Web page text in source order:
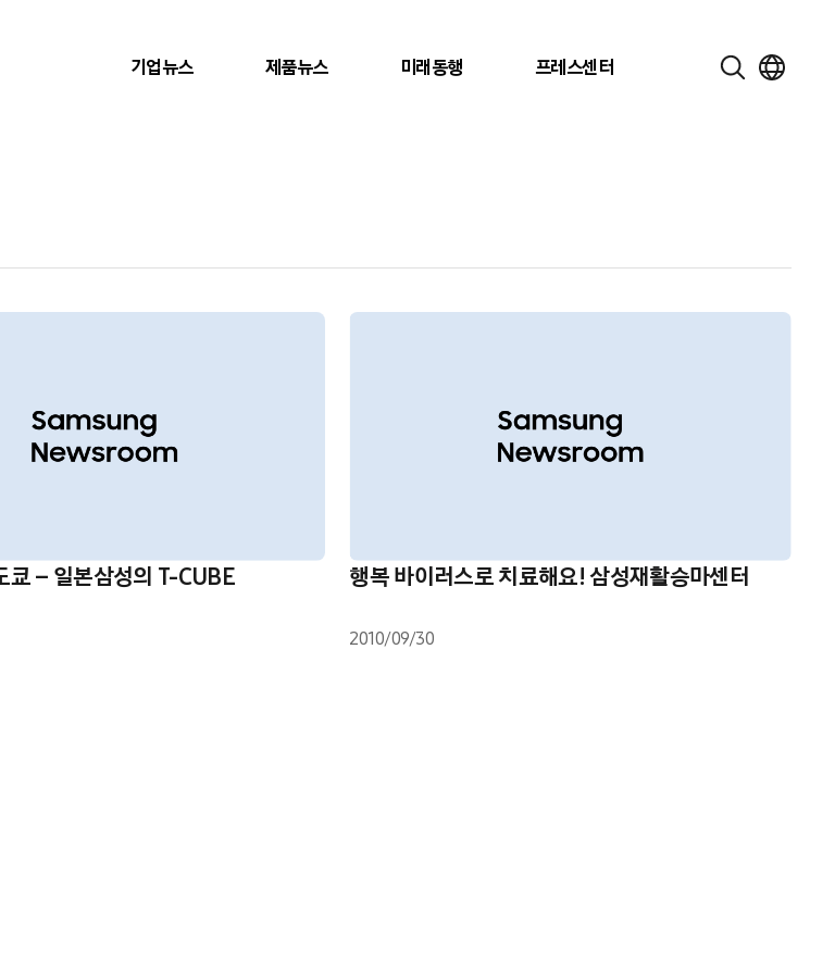
기업뉴스 제품뉴스 미래동행 프레스센터
쿄 – 일본삼성의 T-CUBE 행복 바이러스로 치료해요! 삼성재활승마센터
2010/09/30